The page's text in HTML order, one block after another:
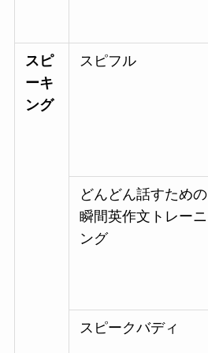
スピ
ーキ
ング
スピフル
どんどん話すための
瞬間英作文トレーニ
ング
スピークバディ